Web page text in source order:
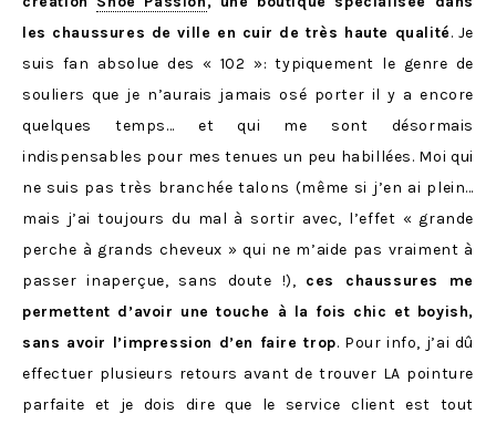
les chaussures de ville en cuir de très haute qualité. Je
suis fan absolue des « 102 »: typiquement le genre de
souliers que je n’aurais jamais osé porter il y a encore
quelques temps… et qui me sont désormais
indispensables pour mes tenues un peu habillées. Moi qui
ne suis pas très branchée talons (même si j’en ai plein…
mais j’ai toujours du mal à sortir avec, l’effet « grande
perche à grands cheveux » qui ne m’aide pas vraiment à
passer inaperçue, sans doute !), ces chaussures me
permettent d’avoir une touche à la fois chic et boyish,
sans avoir l’impression d’en faire trop. Pour info, j’ai dû
effectuer plusieurs retours avant de trouver LA pointure
parfaite et je dois dire que le service client est tout